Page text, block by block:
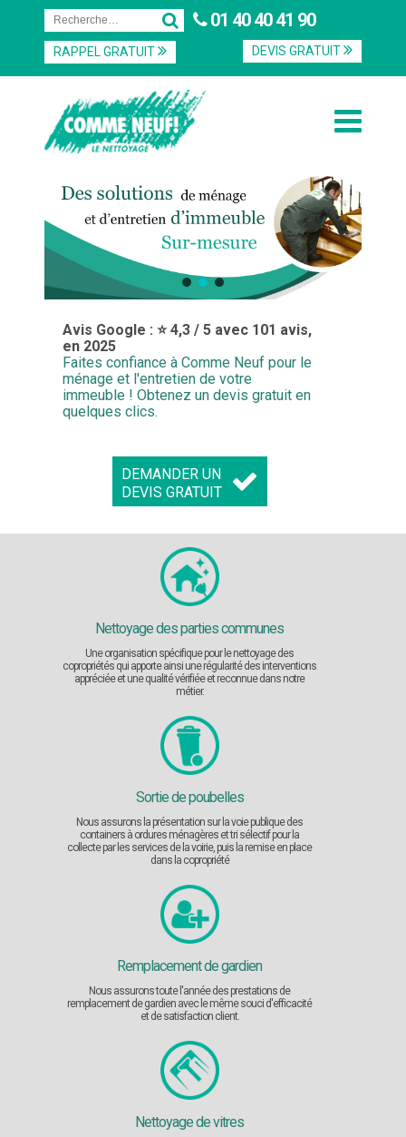
01 40 40 41 90
DEVIS GRATUIT
RAPPEL GRATUIT
Avis Google : ⭐ 4,3 / 5 avec 101 avis,
en 2025
Faites confiance à Comme Neuf pour le
ménage et l'entretien de votre
immeuble ! Obtenez un devis gratuit en
quelques clics.
DEMANDER UN
DEVIS GRATUIT
Nettoyage des parties communes
Une organisation spécifique pour le nettoyage des
copropriétés qui apporte ainsi une régularité des interventions
appréciée et une qualité vérifiée et reconnue dans notre
métier.
Sortie de poubelles
Nous assurons la présentation sur la voie publique des
containers à ordures ménagères et tri sélectif pour la
collecte par les services de la voirie, puis la remise en place
dans la copropriété
Remplacement de gardien
Nous assurons toute l'année des prestations de
remplacement de gardien avec le même souci d'efficacité
et de satisfaction client.
Nettoyage de vitres